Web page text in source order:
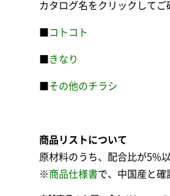
カタログ名をクリックしてご
コトコト
きなり
その他のチラシ
商品リストについて
原材料のうち、配合比が5%
※商品仕様書で、中国産と確